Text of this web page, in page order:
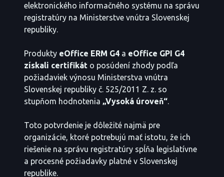
elektronického informačného systému na správu
registratúry na Ministerstve vnútra Slovenskej
republiky.
Produkty eOffice ERM G4a eOffice GPI G4
získali certifikáto posúdení zhody podľa
požiadaviek výnosu Ministerstva vnútra
Slovenskej republiky č. 525/2011 Z. z. so
stupňom hodnotenia „Vysoká úroveň“.
Toto potvrdenie je dôležité najmä pre
organizácie, ktoré potrebujú mať istotu, že ich
riešenie na správu registratúry spĺňa legislatívne
a procesné požiadavky platné v Slovenskej
republike.